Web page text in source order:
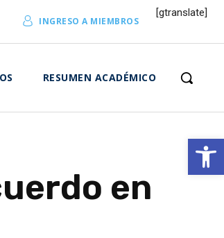
Abrir
INGRESO A MIEMBROS
[gtranslate]
RESUMEN ACADÉMICO
en